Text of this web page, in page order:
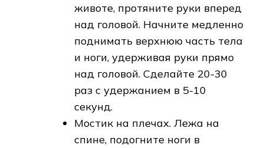
животе, протяните руки вперед
над головой. Начните медленно
поднимать верхнюю часть тела
и ноги, удерживая руки прямо
над головой. Сделайте 20-30
раз с удержанием в 5-10
секунд.
Мостик на плечах. Лежа на
спине, подогните ноги в